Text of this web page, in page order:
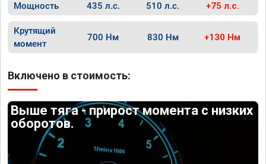
Мощность 435 л.с. 510 л.с. +75 л.с.
Крутящий
момент
700 Нм 830 Нм +130 Нм
Включено в стоимость:
Выше тяга - прирост момента с низких
оборотов.